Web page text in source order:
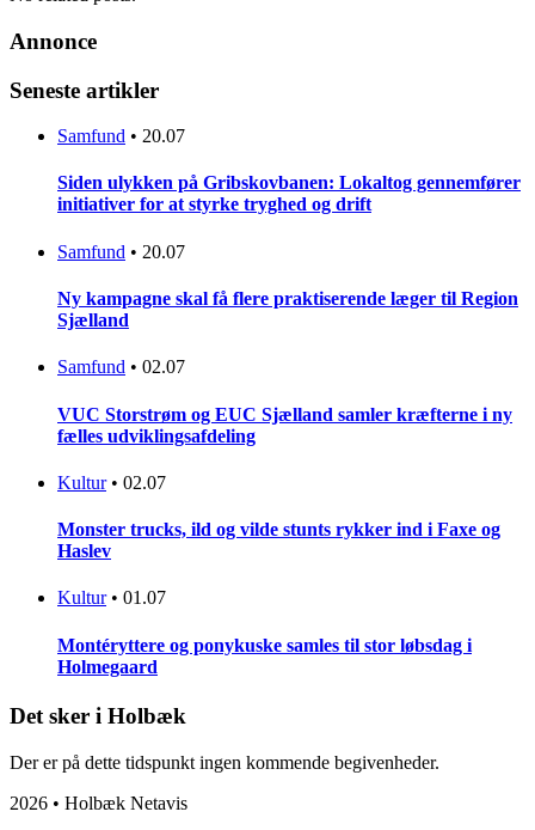
Annonce
Seneste artikler
Samfund • 20.07
Siden ulykken på Gribskovbanen: Lokaltog gennemfører
initiativer for at styrke tryghed og drift
Samfund • 20.07
Ny kampagne skal få flere praktiserende læger til Region
Sjælland
Samfund • 02.07
VUC Storstrøm og EUC Sjælland samler kræfterne i ny
fælles udviklingsafdeling
Kultur • 02.07
Monster trucks, ild og vilde stunts rykker ind i Faxe og
Haslev
Kultur • 01.07
Montéryttere og ponykuske samles til stor løbsdag i
Holmegaard
Det sker i Holbæk
Der er på dette tidspunkt ingen kommende begivenheder.
2026 • Holbæk Netavis